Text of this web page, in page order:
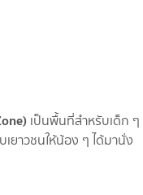
เป็นพื้นที่สำหรับเด็ก ๆ
ยาวชนให้น้อง ๆ ได้มานั่ง